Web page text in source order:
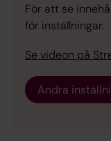
För att se
för inställningar.
Se videon på
Ändra